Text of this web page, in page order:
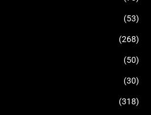
(53)
(268)
(50)
(30)
(318)